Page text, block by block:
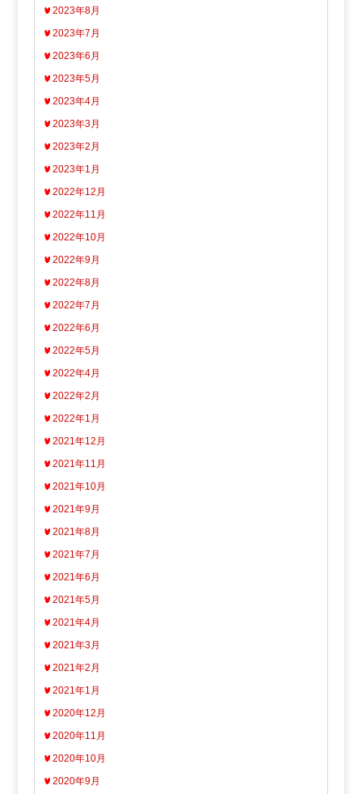
2023年8月
2023年7月
2023年6月
2023年5月
2023年4月
2023年3月
2023年2月
2023年1月
2022年12月
2022年11月
2022年10月
2022年9月
2022年8月
2022年7月
2022年6月
2022年5月
2022年4月
2022年2月
2022年1月
2021年12月
2021年11月
2021年10月
2021年9月
2021年8月
2021年7月
2021年6月
2021年5月
2021年4月
2021年3月
2021年2月
2021年1月
2020年12月
2020年11月
2020年10月
2020年9月